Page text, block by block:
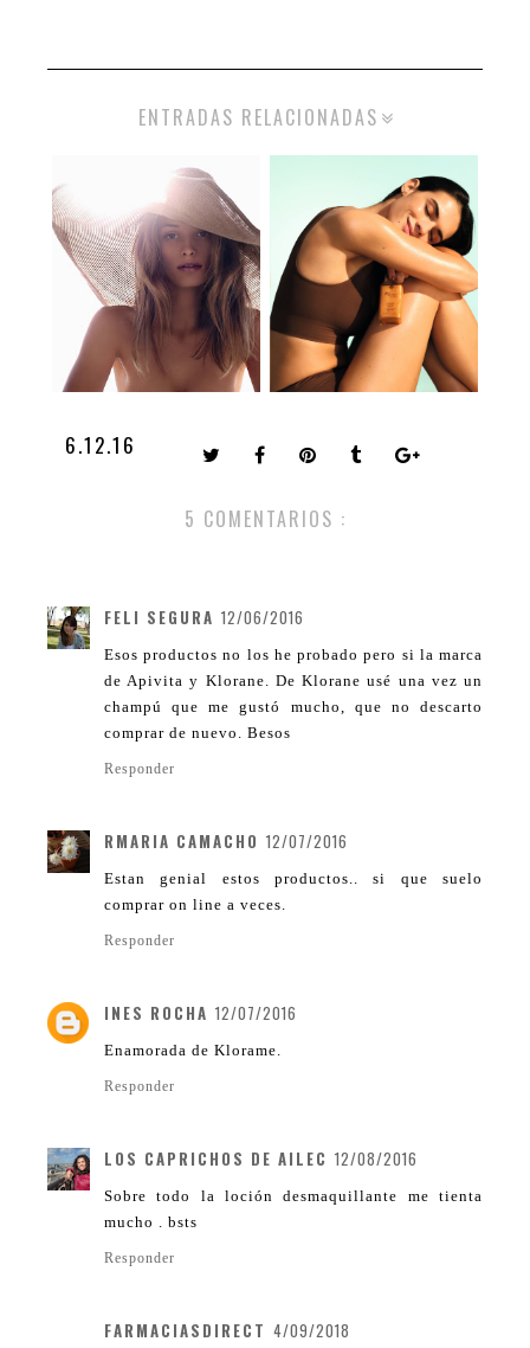
ENTRADAS RELACIONADAS
6.12.16
5 COMENTARIOS :
FELI SEGURA 12/06/2016
Esos productos no los he probado pero si la marca
de Apivita y Klorane. De Klorane usé una vez un
champú que me gustó mucho, que no descarto
comprar de nuevo. Besos
Responder
RMARIA CAMACHO 12/07/2016
Estan genial estos productos.. si que suelo
comprar on line a veces.
Responder
INES ROCHA 12/07/2016
Enamorada de Klorame.
Responder
LOS CAPRICHOS DE AILEC 12/08/2016
Sobre todo la loción desmaquillante me tienta
mucho . bsts
Responder
FARMACIASDIRECT 4/09/2018